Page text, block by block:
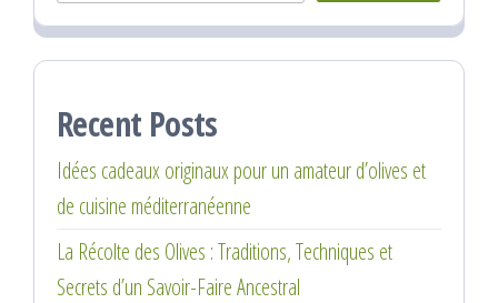
Recent Posts
Idées cadeaux originaux pour un amateur d’olives et
de cuisine méditerranéenne
La Récolte des Olives : Traditions, Techniques et
Secrets d’un Savoir-Faire Ancestral